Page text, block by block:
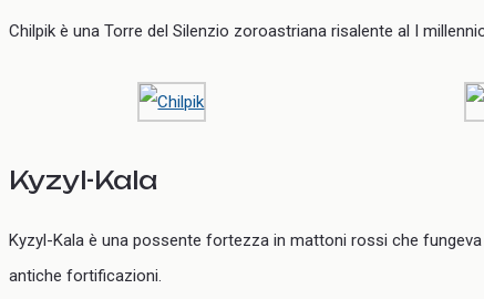
Chilpik è una Torre del Silenzio zoroastriana risalente al I
Kyzyl-Kala
Kyzyl-Kala è una possente fortezza in mattoni rossi che
antiche fortificazioni.